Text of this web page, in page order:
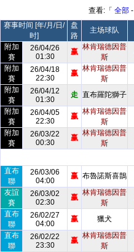
查看:「 全部-
赛事时间 [年/月/日/
时]
盘
路
主场球队
附加
賽
26/04/26
01:30
赢
林肯瑞德因普
斯
附加
賽
26/04/18
22:30
赢
林肯瑞德因普
斯
附加
賽
26/04/12
01:30
走 直布羅陀獅子
附加
賽
26/04/05
22:30
赢
林肯瑞德因普
斯
附加
賽
26/03/22
00:30
赢
林肯瑞德因普
斯
直布
聯
26/03/06
04:00
赢 布魯諾斯喜鵲
友誼
賽
26/03/02
02:30
赢
林肯瑞德因普
斯
直布
聯
26/02/27
04:00
赢 獵犬
直布
聯
26/02/22
23:30
赢
林肯瑞德因普
斯